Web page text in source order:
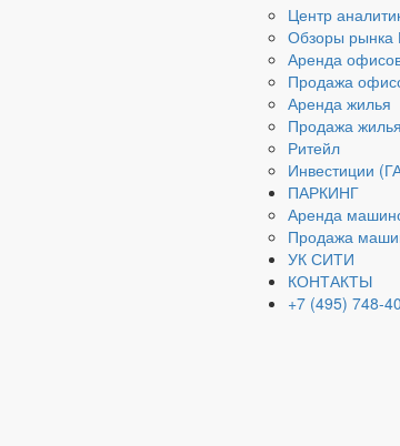
Центр
Обзоры
Аренда
Продажа
Аренда жилья
Продажа жилья
Ритейл
Инвестиции
ПАРКИНГ
Аренда
Продажа
УК СИТИ
КОНТАКТЫ
+7 (495) 748-